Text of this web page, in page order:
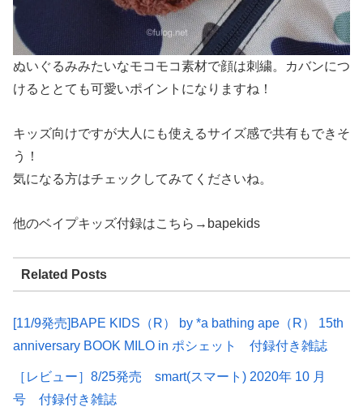
ぬいぐるみみたいなモコモコ素材で顔は刺繍。カバンにつ
けるととても可愛いポイントになりますね！
キッズ向けですが大人にも使えるサイズ感で共有もできそ
う！
気になる方はチェックしてみてくださいね。
他のベイプキッズ付録はこちら→bapekids
Related Posts
[11/9発売]BAPE KIDS（R） by *a bathing ape（R） 15th
anniversary BOOK MILO in ポシェット 付録付き雑誌
［レビュー］8/25発売 smart(スマート) 2020年 10 月
号 付録付き雑誌